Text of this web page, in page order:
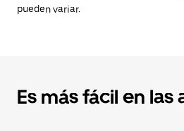
pueden variar.
Es más fácil en las